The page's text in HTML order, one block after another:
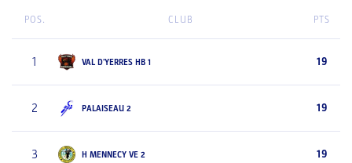
POS. CLUB PTS
1 VAL D'YERRES HB 1 19
2 PALAISEAU 2 19
3 H MENNECY VE 2 19